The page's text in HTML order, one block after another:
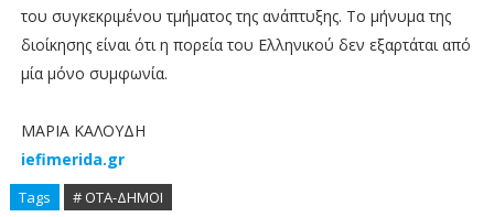
του συγκεκριμένου τμήματος της ανάπτυξης. Το μήνυμα της
διοίκησης είναι ότι η πορεία του Ελληνικού δεν εξαρτάται από
μία μόνο συμφωνία.
ΜΑΡΙΑ ΚΑΛΟΥΔΗ
iefimerida.gr
Tags # ΟΤΑ-ΔΗΜΟΙ